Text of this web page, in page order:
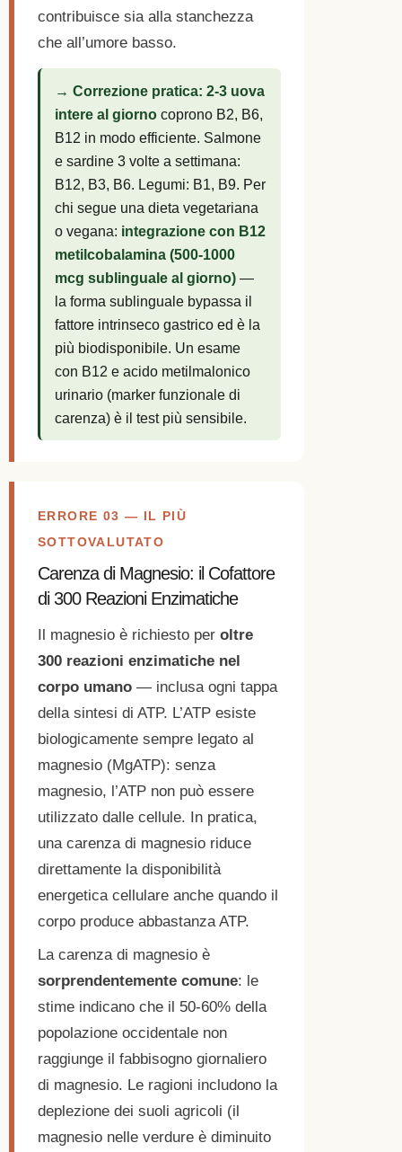
contribuisce sia alla stanchezza
che all’umore basso.
→ Correzione pratica: 2-3 uova
intere al giorno coprono B2, B6,
B12 in modo efficiente. Salmone
e sardine 3 volte a settimana:
B12, B3, B6. Legumi: B1, B9. Per
chi segue una dieta vegetariana
o vegana: integrazione con B12
metilcobalamina (500-1000
mcg sublinguale al giorno) —
la forma sublinguale bypassa il
fattore intrinseco gastrico ed è la
più biodisponibile. Un esame
con B12 e acido metilmalonico
urinario (marker funzionale di
carenza) è il test più sensibile.
ERRORE 03 — IL PIÙ
SOTTOVALUTATO
Carenza di Magnesio: il Cofattore
di 300 Reazioni Enzimatiche
Il magnesio è richiesto per oltre
300 reazioni enzimatiche nel
corpo umano — inclusa ogni tappa
della sintesi di ATP. L’ATP esiste
biologicamente sempre legato al
magnesio (MgATP): senza
magnesio, l’ATP non può essere
utilizzato dalle cellule. In pratica,
una carenza di magnesio riduce
direttamente la disponibilità
energetica cellulare anche quando il
corpo produce abbastanza ATP.
La carenza di magnesio è
sorprendentemente comune: le
stime indicano che il 50-60% della
popolazione occidentale non
raggiunge il fabbisogno giornaliero
di magnesio. Le ragioni includono la
deplezione dei suoli agricoli (il
magnesio nelle verdure è diminuito